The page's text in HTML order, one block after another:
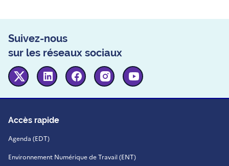
Suivez-nous
sur les réseaux sociaux
Twitter Linkedin FacebookInstagram
Accès rapide
Agenda (EDT)
Environnement Numérique de Travail (ENT)